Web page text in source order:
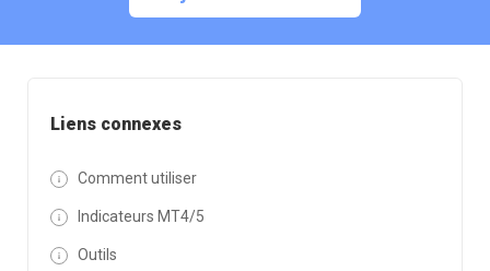
Liens connexes
Comment utiliser
Indicateurs MT4/5
Outils